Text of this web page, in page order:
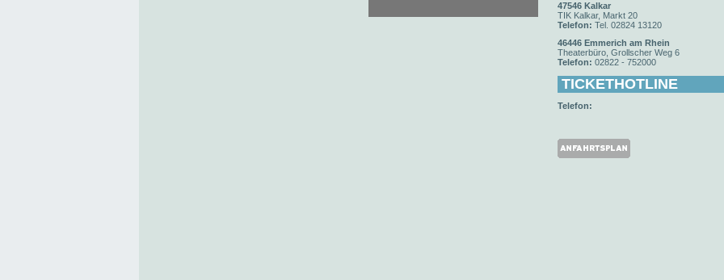
47546 Kalkar
TIK Kalkar, Markt 20
Telefon: Tel. 02824 13120
46446 Emmerich am Rhein
Theaterbüro, Grollscher Weg 6
Telefon: 02822 - 752000
TICKETHOTLINE
Telefon: